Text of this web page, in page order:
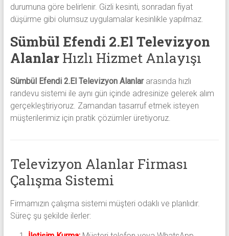
durumuna göre belirlenir. Gizli kesinti, sonradan fiyat
düşürme gibi olumsuz uygulamalar kesinlikle yapılmaz.
Sümbül Efendi 2.El Televizyon
Alanlar Hızlı Hizmet Anlayışı
Sümbül Efendi 2.El Televizyon Alanlararasında hızlı
randevu sistemi ile aynı gün içinde adresinize gelerek alım
gerçekleştiriyoruz. Zamandan tasarruf etmek isteyen
müşterilerimiz için pratik çözümler üretiyoruz.
Televizyon Alanlar Firması
Çalışma Sistemi
Firmamızın çalışma sistemi müşteri odaklı ve planlıdır.
Süreç şu şekilde ilerler: